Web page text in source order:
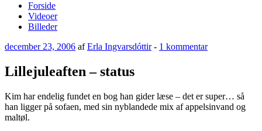
Forside
Videoer
Billeder
Udgivet
december 23, 2006 afErla Ingvarsdóttir- 1 kommentartil
Lillejuleaften – status
Kim har endelig fundet en bog han gider læse – det er super… så
han ligger på sofaen, med sin nyblandede mix af appelsinvand og
maltøl.